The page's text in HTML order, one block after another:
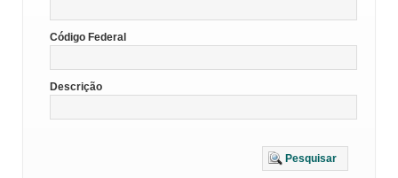
Código Federal
Descrição
Pesquisar